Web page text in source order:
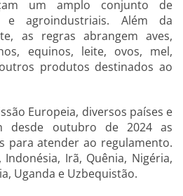
um amplo conjunto de
e agroindustriais. Além da
as regras abrangem aves,
equinos, leite, ovos, mel,
produtos destinados ao
Europeia, diversos países e
desde outubro de 2024 as
para atender ao regulamento.
Irã, Quênia, Nigéria,
Uganda e Uzbequistão.